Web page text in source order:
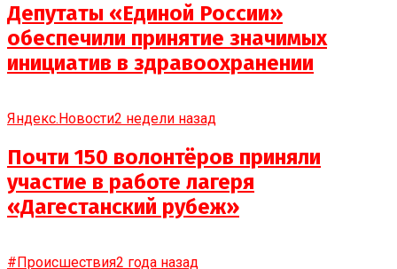
Депутаты «Единой России»
обеспечили принятие значимых
инициатив в здравоохранении
Яндекс.Новости2 недели назад
Почти 150 волонтёров приняли
участие в работе лагеря
«Дагестанский рубеж»
#Происшествия2 года назад